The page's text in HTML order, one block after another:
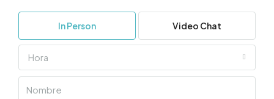
In Person Video Chat
Hora